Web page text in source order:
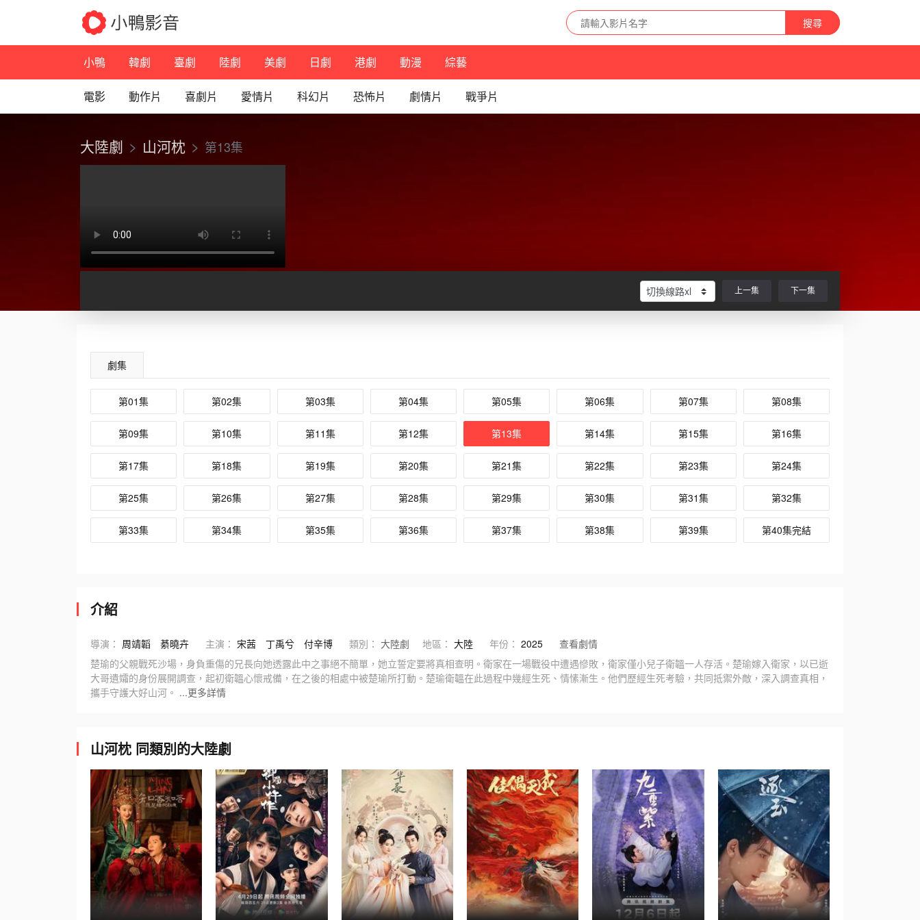
搜尋
小鴨 韓劇 臺劇 陸劇 美劇 日劇 港劇 動漫 綜藝
電影 動作片 喜劇片 愛情片 科幻片 恐怖片 劇情片 戰爭片
大陸劇 山河枕 第13集
上一集 下一集
劇集
第01集 第02集 第03集 第04集 第05集 第06集 第07集 第08集
第09集 第10集 第11集 第12集 第13集 第14集 第15集 第16集
第17集 第18集 第19集 第20集 第21集 第22集 第23集 第24集
第25集 第26集 第27集 第28集 第29集 第30集 第31集 第32集
第33集 第34集 第35集 第36集 第37集 第38集 第39集 第40集完結
介紹
導演： 周靖韜 綦曉卉 主演： 宋茜 丁禹兮 付辛博 類別： 大陸劇 地區： 大陸 年份： 2025
查看劇情
楚瑜的父親戰死沙場，身負重傷的兄長向她透露此中之事絕不簡單，她立誓定要將真相查明。衛家在一場戰役中遭遇慘敗，衛家僅小兒子衛韞一人存活。楚瑜嫁入衛家，以已逝
大哥遺孀的身份展開調查，起初衛韞心懷戒備，在之後的相處中被楚瑜所打動。楚瑜衛韞在此過程中幾經生死、情愫漸生。他們歷經生死考驗，共同抵禦外敵，深入調查真相，
攜手守護大好山河。 ...更多詳情
山河枕 同類別的大陸劇